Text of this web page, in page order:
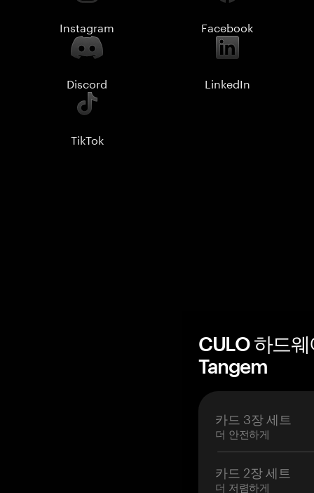
Instagram Facebook
Discord LinkedIn
TikTok
CULO 하드
Tangem
카드 3장 세트
더 안전하게
카드 2장 세트
더 저렴하게